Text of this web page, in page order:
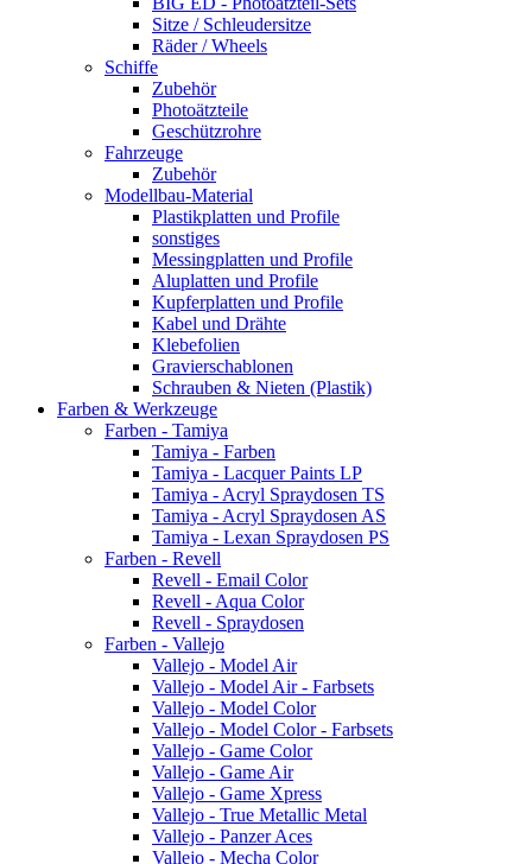
Sitze / Schleudersitze
Räder / Wheels
Schiffe
Zubehör
Photoätzteile
Geschützrohre
Fahrzeuge
Zubehör
Modellbau-Material
Plastikplatten und Profile
sonstiges
Messingplatten und Profile
Aluplatten und Profile
Kupferplatten und Profile
Kabel und Drähte
Klebefolien
Gravierschablonen
Schrauben & Nieten (Plastik)
Farben & Werkzeuge
Farben - Tamiya
Tamiya - Farben
Tamiya - Lacquer Paints LP
Tamiya - Acryl Spraydosen TS
Tamiya - Acryl Spraydosen AS
Tamiya - Lexan Spraydosen PS
Farben - Revell
Revell - Email Color
Revell - Aqua Color
Revell - Spraydosen
Farben - Vallejo
Vallejo - Model Air
Vallejo - Model Air - Farbsets
Vallejo - Model Color
Vallejo - Model Color - Farbsets
Vallejo - Game Color
Vallejo - Game Air
Vallejo - Game Xpress
Vallejo - True Metallic Metal
Vallejo - Panzer Aces
Vallejo - Mecha Color